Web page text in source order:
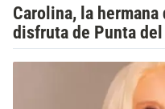
Carolina, la hermana
disfruta de Punta